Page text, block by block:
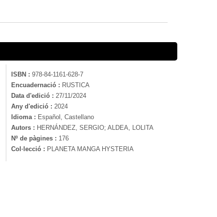
ISBN : 978-84-1161-628-7
Encuadernació : RUSTICA
Data d'edició : 27/11/2024
Any d'edició : 2024
Idioma : Español, Castellano
Autors : HERNÁNDEZ, SERGIO; ALDEA, LOLITA
Nº de pàgines : 176
Col·lecció : PLANETA MANGA HYSTERIA